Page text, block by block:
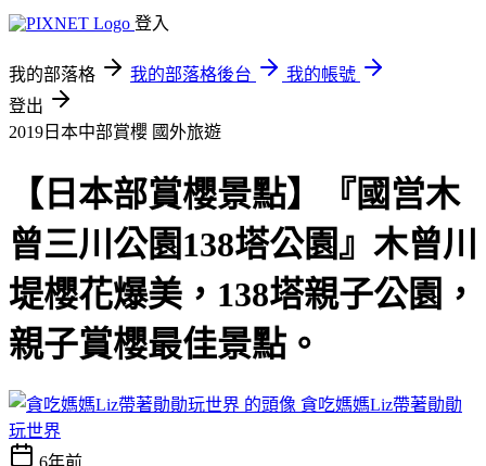
登入
我的部落格 我的部落格後台
我的帳號
登出
2019日本中部賞櫻 國外旅遊
【日本部賞櫻景點】『國営木
曾三川公園138塔公園』木曾川
堤櫻花爆美，138塔親子公園，
親子賞櫻最佳景點。
貪吃媽媽Liz帶著勛勛
玩世界
6年前